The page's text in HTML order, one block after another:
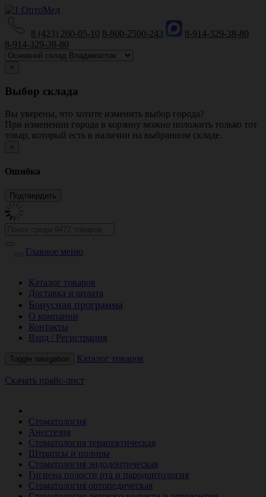
8 (423) 260-05-10 8-800-2500-243
8-914-329-38-80
8-914-329-38-80
×
Выбор склада
Вы уверены, что хотите изменить выбор города?
При изменении города в корзину можно положить только тот
товар, который есть в наличии на выбранном складе.
×
Ошибка
Главное меню
Каталог товаров
Доставка и оплата
Бонусная программа
О компании
Контакты
Вход / Регистрация
Toggle navigation Каталог товаров
Скачать прайс-лист
Стоматология
Анестезия
Стоматология терапевтическая
Штрипсы и полиры
Стоматология эндодонтическая
Гигиена полости рта и пародонтология
Стоматология ортопедическая